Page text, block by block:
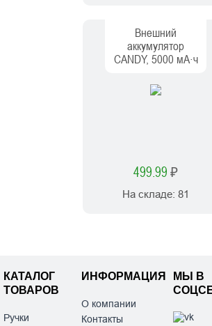
Внешний
аккумулятор
CANDY, 5000 мА·ч
499.99 ₽
На складе: 81
КАТАЛОГ
ТОВАРОВ
Ручки
ИНФОРМАЦИЯ
О компании
Контакты
МЫ В